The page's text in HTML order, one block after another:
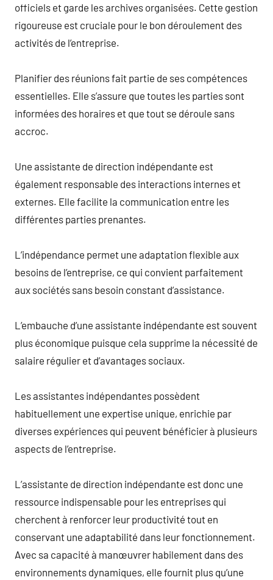
officiels et garde les archives organisées. Cette gestion
rigoureuse est cruciale pour le bon déroulement des
activités de l’entreprise.
Planifier des réunions fait partie de ses compétences
essentielles. Elle s’assure que toutes les parties sont
informées des horaires et que tout se déroule sans
accroc.
Une assistante de direction indépendante est
également responsable des interactions internes et
externes. Elle facilite la communication entre les
différentes parties prenantes.
L’indépendance permet une adaptation flexible aux
besoins de l’entreprise, ce qui convient parfaitement
aux sociétés sans besoin constant d’assistance.
L’embauche d’une assistante indépendante est souvent
plus économique puisque cela supprime la nécessité de
salaire régulier et d’avantages sociaux.
Les assistantes indépendantes possèdent
habituellement une expertise unique, enrichie par
diverses expériences qui peuvent bénéficier à plusieurs
aspects de l’entreprise.
L’assistante de direction indépendante est donc une
ressource indispensable pour les entreprises qui
cherchent à renforcer leur productivité tout en
conservant une adaptabilité dans leur fonctionnement.
Avec sa capacité à manœuvrer habilement dans des
environnements dynamiques, elle fournit plus qu’une